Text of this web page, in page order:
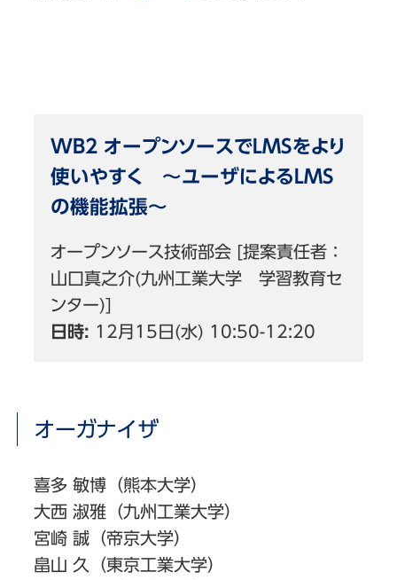
WB2 オープンソースでLMSをより
使いやすく ～ユーザによるLMS
の機能拡張～
オープンソース技術部会 [提案責任者：
山口真之介(九州工業大学 学習教育セ
ンター)]
日時: 12月15日(水) 10:50-12:20
オーガナイザ
喜多 敏博（熊本大学）
大西 淑雅（九州工業大学）
宮崎 誠（帝京大学）
畠山 久（東京工業大学）